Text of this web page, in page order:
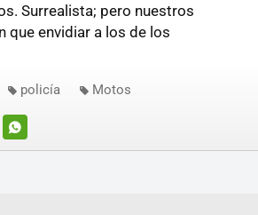
Surrealista; pero nuestros
que envidiar a los de los
WHATSAPP
policía Motos